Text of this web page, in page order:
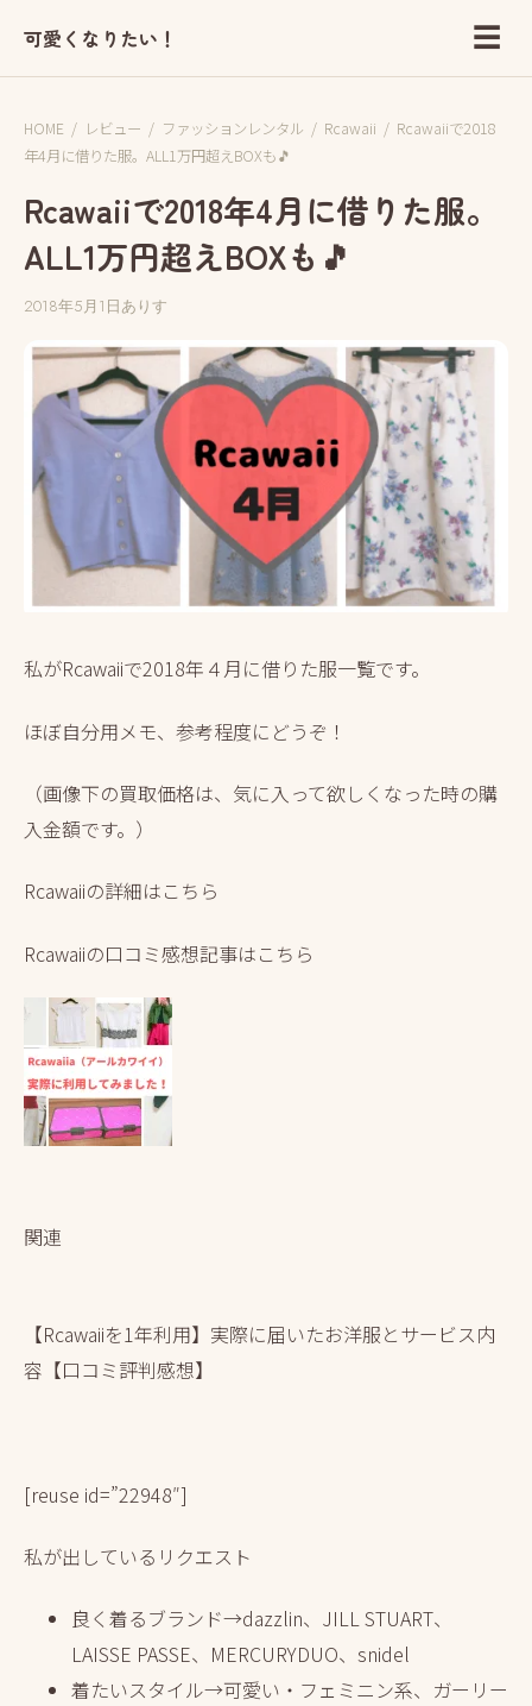
可愛くなりたい！ ☰
HOME / レビュー / ファッションレンタル / Rcawaii / Rcawaiiで2018
年4月に借りた服。ALL1万円超えBOXも🎵
Rcawaiiで2018年4月に借りた服。
ALL1万円超えBOXも🎵
2018年5月1日ありす
私がRcawaiiで2018年４月に借りた服一覧です。
ほぼ自分用メモ、参考程度にどうぞ！
（画像下の買取価格は、気に入って欲しくなった時の購
入金額です。）
Rcawaiiの詳細はこちら
Rcawaiiの口コミ感想記事はこちら
関連
【Rcawaiiを1年利用】実際に届いたお洋服とサービス内
容【口コミ評判感想】
[reuse id=”22948″]
私が出しているリクエスト
良く着るブランド→dazzlin、JILL STUART、
LAISSE PASSE、MERCURYDUO、snidel
着たいスタイル→可愛い・フェミニン系、ガーリー